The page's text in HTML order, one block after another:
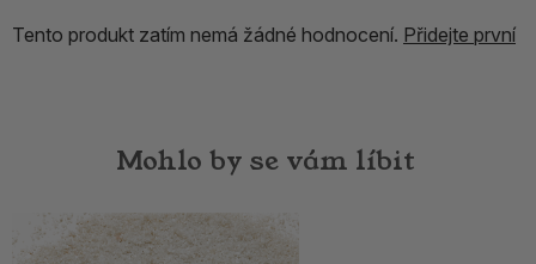
Tento produkt zatím nemá žádné hodnocení. Přidejte první
Mohlo by se vám líbit